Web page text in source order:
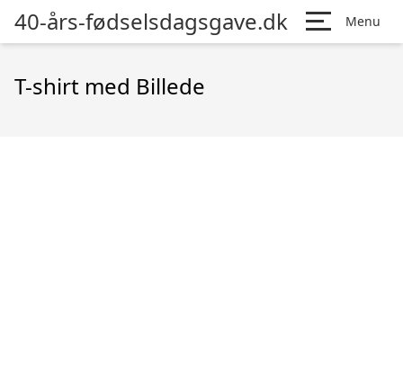
40-års-fødselsdagsgave.dk Menu
T-shirt med Billede